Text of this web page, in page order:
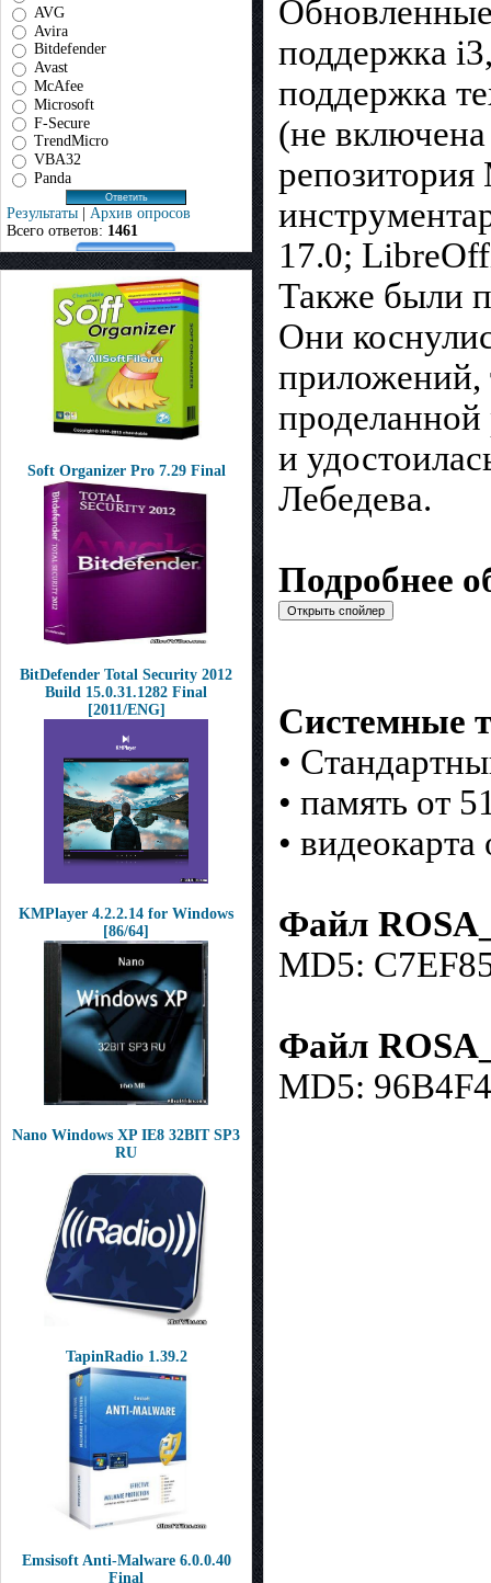
AVG
Avira
Bitdefender
Avast
McAfee
Microsoft
F-Secure
TrendMicro
VBA32
Panda
Результаты | Архив опросов
Всего ответов: 1461
Soft Organizer Pro 7.29 Final
BitDefender Total Security 2012
Build 15.0.31.1282 Final
[2011/ENG]
KMPlayer 4.2.2.14 for Windows
[86/64]
Nano Windows XP IE8 32BIT SP3
RU
TapinRadio 1.39.2
Emsisoft Anti-Malware 6.0.0.40
Final
поддержка
поддержка
(не
17.0;
Также были
Они
приложений,
проделанной
и
Лебедева.
Подробнее
Системные
•
• память от
•
Файл
MD5:
Файл
MD5: